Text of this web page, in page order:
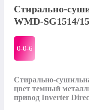
Стирально-
WMD-SG1514/
0-0-6
Стирально-
цвет темный
привод Inverter